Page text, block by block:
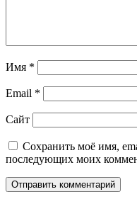
Имя *
Email *
Сайт
Сохранить моё имя,
последующих моих